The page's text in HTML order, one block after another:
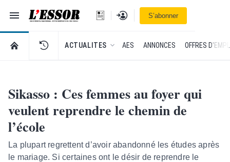
Navigation
L'Essor - retour à la une
Se connecterS’abonner
RETOUR À LA PAGE D’ACCUEIL DE L'ESSOR
ACTUALITES AES ANNONCES OFFRES
Sikasso : Ces femmes au foyer qui
veulent reprendre le chemin de
l’école
La plupart regrettent d’avoir abandonné les études après
le mariage. Si certaines ont le désir de reprendre le